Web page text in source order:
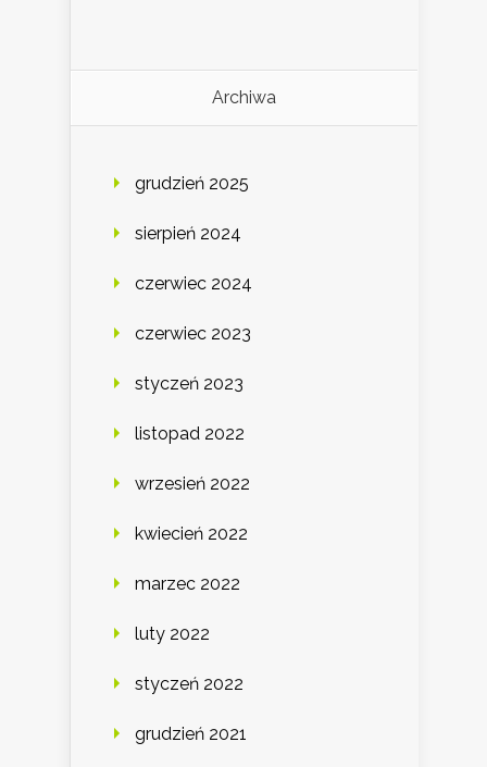
Archiwa
grudzień 2025
sierpień 2024
czerwiec 2024
czerwiec 2023
styczeń 2023
listopad 2022
wrzesień 2022
kwiecień 2022
marzec 2022
luty 2022
styczeń 2022
grudzień 2021